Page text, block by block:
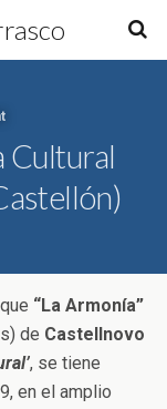
Cultural
“La Armonía”
de Castellnovo
, se tiene
en el amplio